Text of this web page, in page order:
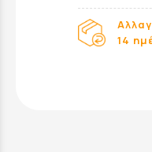
14